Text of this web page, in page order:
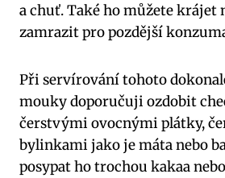
a chuť. Také ho můžete krájet
zamrazit pro pozdější
Při servírování tohoto
mouky ‍doporučuji ​ozdobit
čerstvými ovocnými ​plátky,
bylinkami‍ jako je máta nebo
⁢posypat ho trochou kakaa